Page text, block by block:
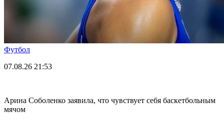
Футбол
07.08.26 21:53
Арина Соболенко заявила, что чувствует себя баскетбольным
мячом